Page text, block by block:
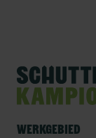
Werkgebied